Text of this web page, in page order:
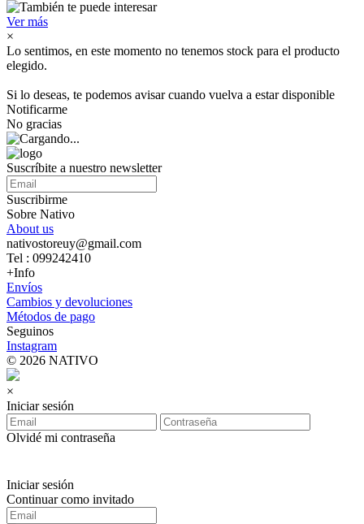
Ver más
×
Lo sentimos, en este momento no tenemos stock para el producto
elegido.
Si lo deseas, te podemos avisar cuando vuelva a estar disponible
Notificarme
No gracias
Suscríbite a nuestro newsletter
Suscribirme
Sobre Nativo
About us
nativostoreuy@gmail.com
Tel : 099242410
+Info
Envíos
Cambios y devoluciones
Métodos de pago
Seguinos
Instagram
© 2026 NATIVO
×
Iniciar sesión
Olvidé mi contraseña
Iniciar sesión
Continuar como invitado